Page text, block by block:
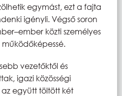
egymást, ezt a fajta
igényli. Végső soron
közti személyes
vezetőktől és
igazi közösségi
együtt töltött két